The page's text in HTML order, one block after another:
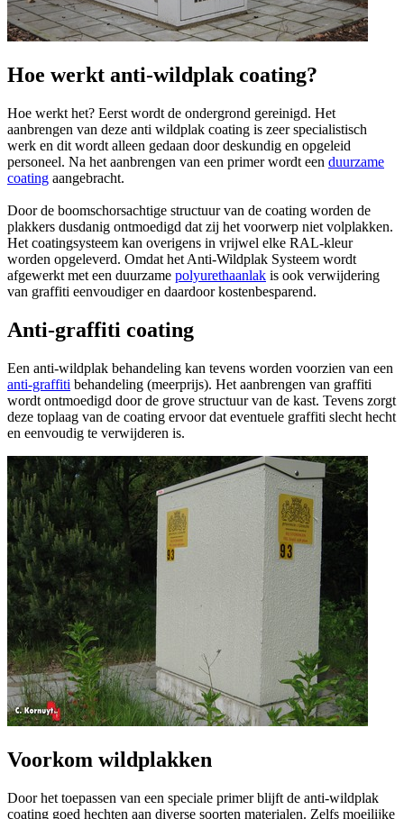
Hoe werkt anti-wildplak coating?
Hoe werkt het? Eerst wordt de ondergrond gereinigd. Het
aanbrengen van deze anti wildplak coating is zeer specialistisch
werk en dit wordt alleen gedaan door deskundig en opgeleid
personeel. Na het aanbrengen van een primer wordt een duurzame
coating aangebracht.
Door de boomschorsachtige structuur van de coating worden de
plakkers dusdanig ontmoedigd dat zij het voorwerp niet volplakken.
Het coatingsysteem kan overigens in vrijwel elke RAL-kleur
worden opgeleverd. Omdat het Anti-Wildplak Systeem wordt
afgewerkt met een duurzame polyurethaanlak is ook verwijdering
van graffiti eenvoudiger en daardoor kostenbesparend.
Anti-graffiti coating
Een anti-wildplak behandeling kan tevens worden voorzien van een
anti-graffiti behandeling (meerprijs). Het aanbrengen van graffiti
wordt ontmoedigd door de grove structuur van de kast. Tevens zorgt
deze toplaag van de coating ervoor dat eventuele graffiti slecht hecht
en eenvoudig te verwijderen is.
Voorkom wildplakken
Door het toepassen van een speciale primer blijft de anti-wildplak
coating goed hechten aan diverse soorten materialen. Zelfs moeilijke